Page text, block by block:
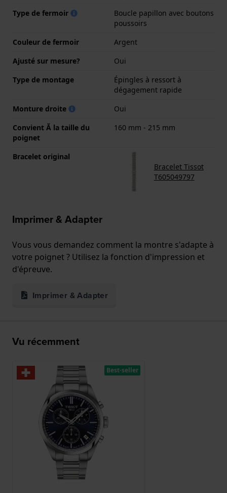
Type de fermoir
Boucle papillon avec boutons
poussoirs
Couleur de fermoir
Argent
Ajusté sur mesure?
Oui
Type de montage
Épingles à ressort à
dégagement rapide
Monture droite
Oui
Convient Ă la taille du
poignet
160 mm - 215 mm
Bracelet original
Bracelet Tissot
T605049797
Imprimer & Adapter
Vous vous demandez comment la montre s'adapte à
votre poignet ? Utilisez la fonction d'impression et
d'épreuve.
Imprimer & Adapter
Vu récemment
Best-seller